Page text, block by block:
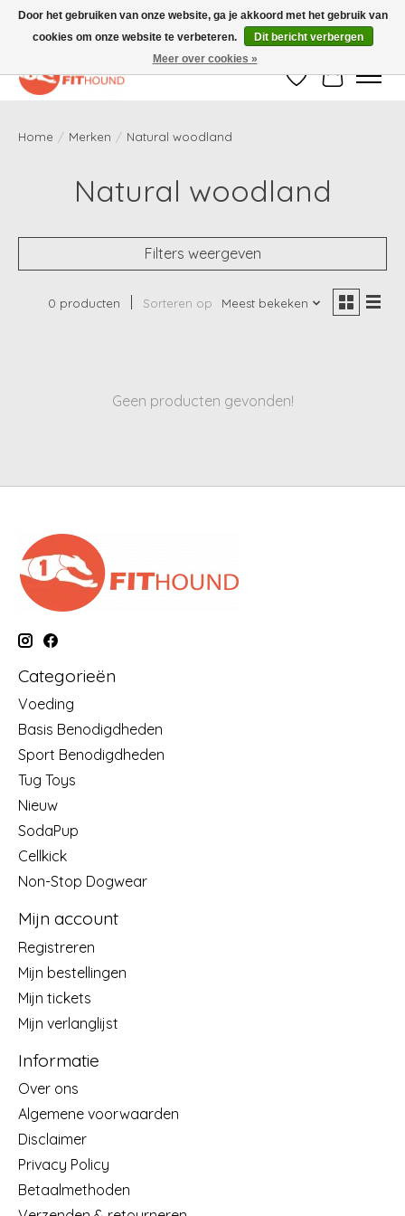
Gratis verzending vanaf €50,-
Verlanglijst
Home / Merken / Natural woodland
Natural woodland
Filters weergeven
0 producten Sorteren op Meest bekeken
Geen producten gevonden!
Categorieën
Voeding
Basis Benodigdheden
Sport Benodigdheden
Tug Toys
Nieuw
SodaPup
Cellkick
Non-Stop Dogwear
Mijn account
Registreren
Mijn bestellingen
Mijn tickets
Mijn verlanglijst
Informatie
Over ons
Algemene voorwaarden
Disclaimer
Privacy Policy
Betaalmethoden
Door het gebruiken van onze website, ga je akkoord met het gebruik van
cookies om onze website te verbeteren.
Dit bericht verbergen
Meer over cookies »